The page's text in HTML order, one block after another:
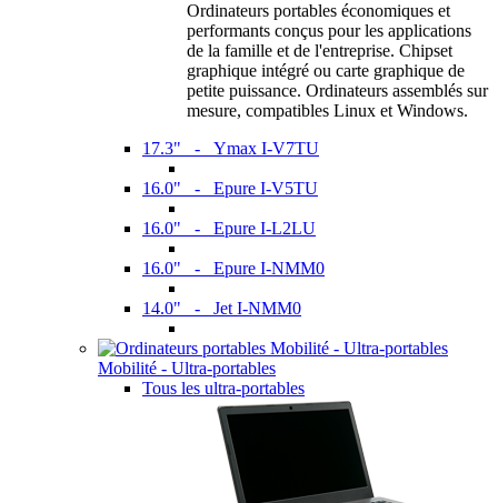
Ordinateurs portables économiques et
performants conçus pour les applications
de la famille et de l'entreprise. Chipset
graphique intégré ou carte graphique de
petite puissance. Ordinateurs assemblés sur
mesure, compatibles Linux et Windows.
17.3" - Ymax I-V7TU
16.0" - Epure I-V5TU
16.0" - Epure I-L2LU
16.0" - Epure I-NMM0
14.0" - Jet I-NMM0
Mobilité - Ultra-portables
Tous les ultra-portables